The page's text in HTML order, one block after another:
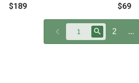
$189 $69
2 ...